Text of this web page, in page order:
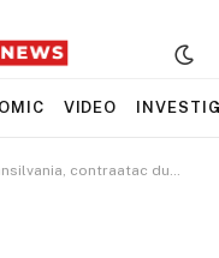
VIDEO
de euro: acuză Consiliul Concurenței de populism și lipsă de înțelegere a sistemului financiar